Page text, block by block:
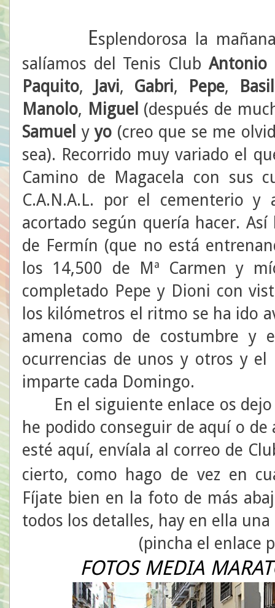
Esplendorosa la
salíamos del Tenis Club Antonio
Paquito, Javi, Gabri, Pepe,
Manolo, Miguel (después de
Samuel yyo (creo que se me
sea). Recorrido muy variado el
Camino de Magacela con sus
C.A.N.A.L. por el cementerio
acortado según quería hacer.
de Fermín (que no está
los 14,500 de Mª Carmen y
completado Pepe y Dioni con
los kilómetros el ritmo se ha ido
amena como de costumbre y
ocurrencias de unos y otros y
imparte cada Domingo.
En el siguiente enlace os dejo
he podido conseguir de aquí o
esté aquí, envíala al correo de
cierto, como hago de vez en
Fíjate bien en la foto de más
todos los detalles, hay en ella
(pincha el enlace
FOTOS MEDIA